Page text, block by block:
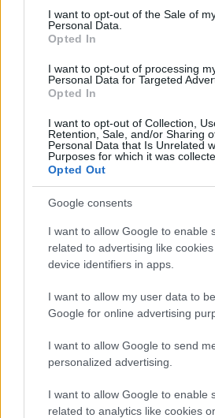
consent section.
I want to opt-out of the Sale of
Personal Data.
Opted In
I want to opt-out of processing
Personal Data for Targeted
Opted In
I want to opt-out of Collection,
Retention, Sale, and/or Sharing
Personal Data that Is Unrelated
Purposes for which it was
Opted Out
Google consents
I want to allow Google to enable
related to advertising like
device identifiers in apps.
I want to allow my user data to
Google for online advertising
I want to allow Google to send
personalized advertising.
I want to allow Google to enable
related to analytics like cookies
Failed to fetch
Kategorije: Novice
Ključne besede: arso
vreme
vremenska napoved
Več iz kategorije Novice
V OTP banki opozarjajo na
zlorabe plačilnih kartic s
V